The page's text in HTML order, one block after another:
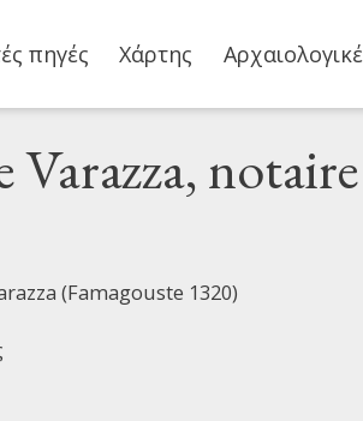
navigation
πηγές Χάρτης
notaire
(Famagouste 1320)